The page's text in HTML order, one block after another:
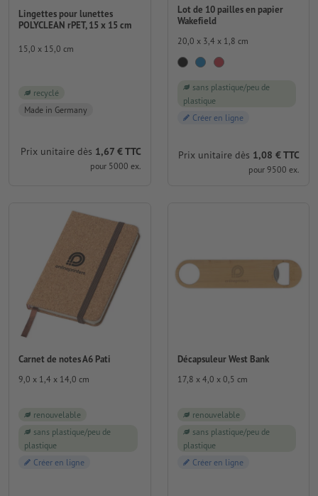
Lingettes pour lunettes
POLYCLEAN rPET, 15 x 15 cm
15,0 x 15,0 cm
recyclé
Made in Germany
Prix unitaire dès 1,67 € TTC
pour 5000 ex.
Lot de 10 pailles en papier
Wakefield
20,0 x 3,4 x 1,8 cm
sans plastique/peu de
plastique
Créer en ligne
Prix unitaire dès 1,08 € TTC
pour 9500 ex.
Carnet de notes A6 Pati
9,0 x 1,4 x 14,0 cm
renouvelable
sans plastique/peu de
plastique
Créer en ligne
Décapsuleur West Bank
17,8 x 4,0 x 0,5 cm
renouvelable
sans plastique/peu de
plastique
Créer en ligne